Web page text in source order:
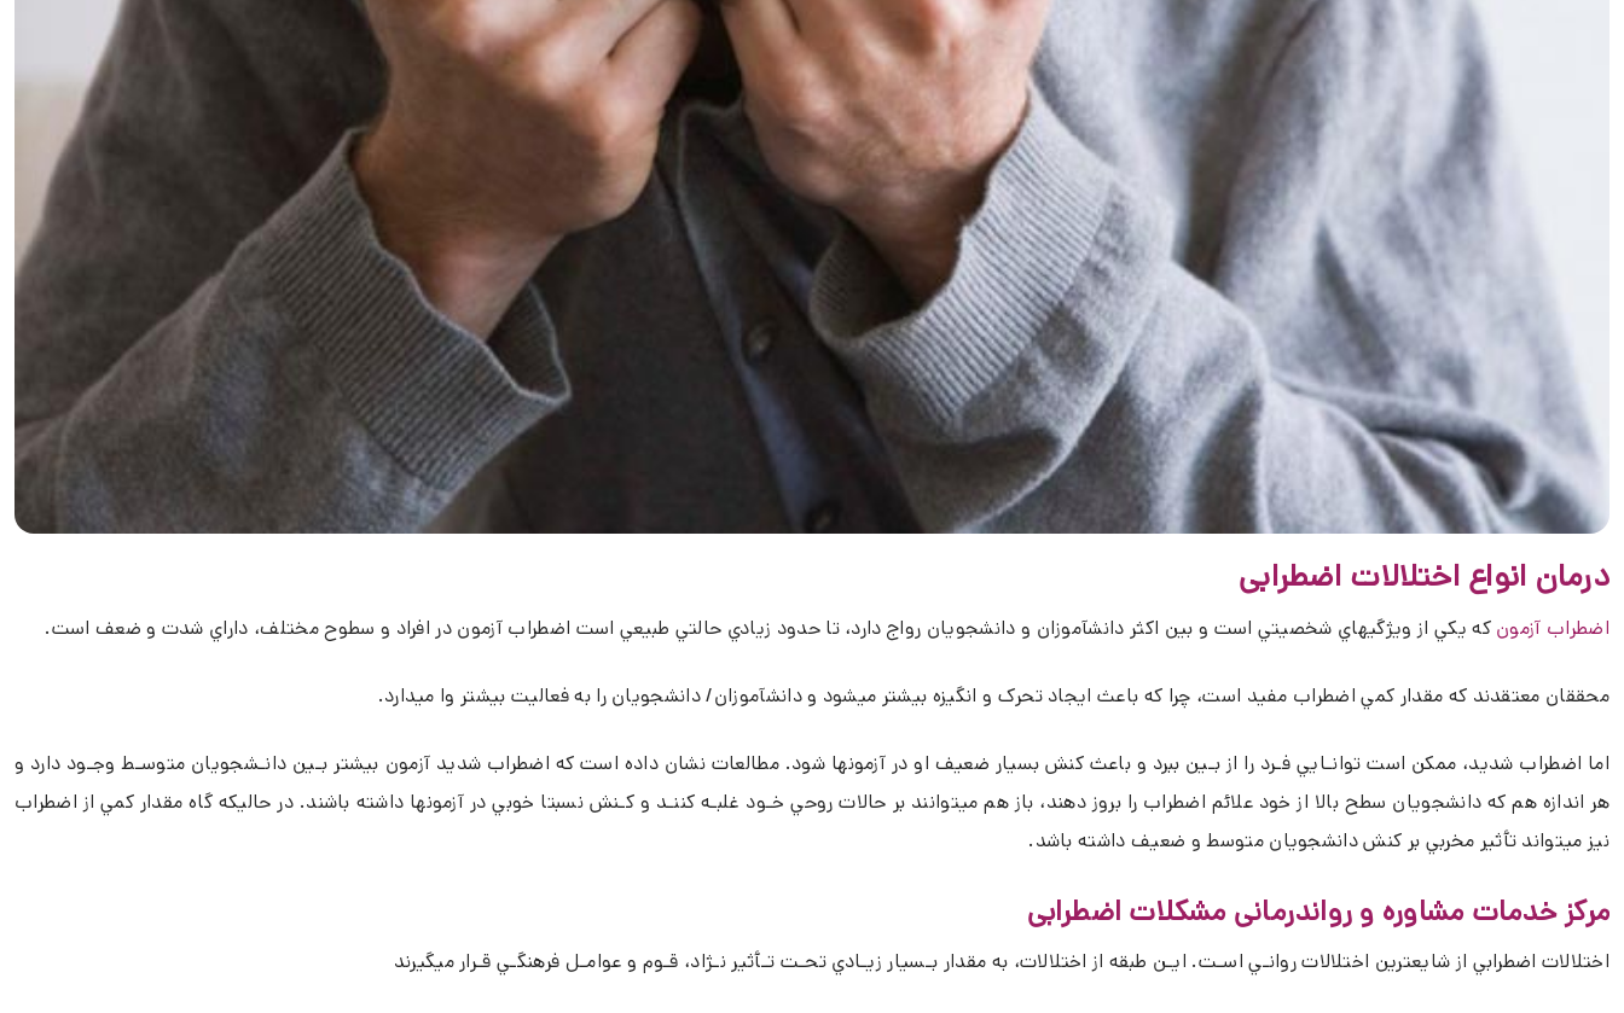
درمان انواع اختلالات اضطرابی
اضطراب آزمون که يکي از ويژگيهاي شخصيتي است و بين اکثر دانشآموزان و دانشجويان رواج دارد، تا حدود زيادي حالتي طبيعي است اضطراب آزمون در افراد و سطوح مختلف، داراي شدت و ضعف است.
محققان معتقدند که مقدار کمي اضطراب مفيد است، چرا که باعث ايجاد تحرک و انگيزه بيشتر ميشود و دانشآموزان/ دانشجويان را به فعاليت بيشتر وا ميدارد.
اما اضطراب شديد، ممکن است توانـايي فـرد را از بـين ببرد و باعث کنش بسيار ضعيف او در آزمونها شود. مطالعات نشان داده است که اضطراب شديد آزمون بيشتر بـين دانـشجويان متوسـط وجـود دارد و
هر اندازه هم که دانشجويان سطح بالا از خود علائم اضطراب را بروز دهند، باز هم ميتوانند بر حالات روحي خـود غلبـه کننـد و کـنش نسبتا خوبي در آزمونها داشته باشند. در حاليکه گاه مقدار کمي از اضطراب
نيز ميتواند تأثير مخربي بر کنش دانشجويان متوسط و ضعيف داشته باشد.
مرکز خدمات مشاوره و رواندرمانی مشکلات اضطرابی
اختلالات اضطرابي از شايعترين اختلالات روانـي اسـت. ايـن طبقه از اختلالات، به مقدار بـسيار زيـادي تحـت تـأثير نـژاد، قـوم و عوامـل فرهنگـي قـرار ميگيرند